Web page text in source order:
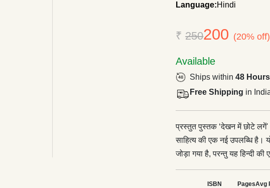
Language:Hindi
₹250200 (20% off)
Available
Ships within48 Hours
Free Shipping in
प्रस्तुत पुस्तक ‘देखन में छोटे
साहित्य की एक नई उपलब्धि है।
जोड़ा गया है, परन्तु यह हिन्दी
वर्तमान समाज के प्राय: प्रत्येक
ISBN PagesAvg